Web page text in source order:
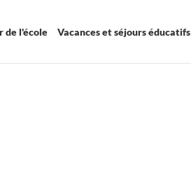
de l'école Vacances et séjours éducatifs